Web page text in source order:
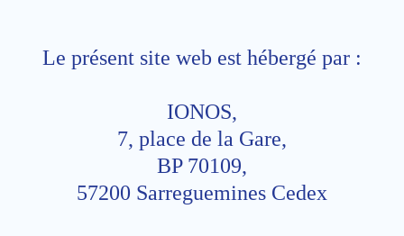
Le présent site web est hébergé par :
IONOS,
7, place de la Gare,
BP 70109,
57200 Sarreguemines Cedex